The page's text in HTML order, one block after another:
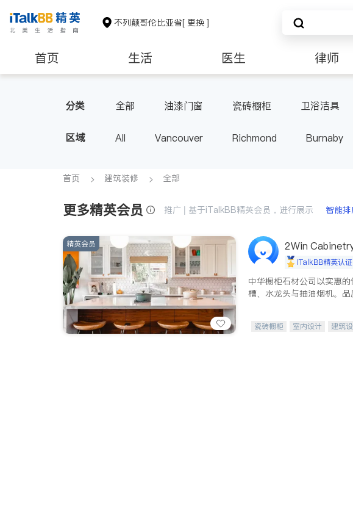
不列颠哥伦比亚省[ 更换 ]
首页 生活 医生 律师
分类 全部 油漆门窗 瓷砖橱柜 卫浴洁具
区域 All Vancouver Richmond Burnaby
BC - Other Cities
首页 建筑装修 全部
更多精英会员 推广 | 基于iTalkBB精英会员，进行展示 智能
精英会员 2Win
iTalkBB精英认证
中华橱柜石材公司以实惠
槽、水龙头与抽油烟机。品
瓷砖橱柜 室内设计 建筑